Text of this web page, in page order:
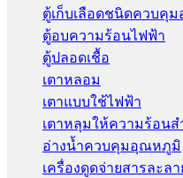
ตู้เก็บเลือดชนิดควบคุ
ตู้อบความร้อนไฟฟ้า
ตู้ปลอดเชื้อ
เตาหลอม
เตาแบบใช้ไฟฟ้า
เตาหลุมให้ความร้อน
อ่างน้ำควบคุมอุณหภูมิ
เครื่องดูดจ่ายสารละล